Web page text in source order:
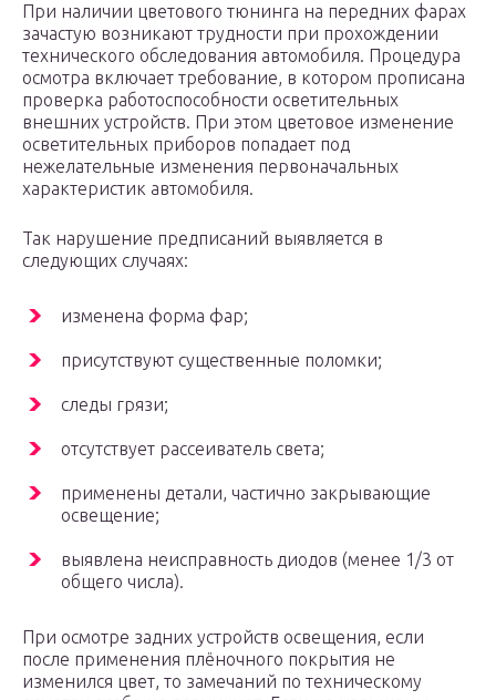
При наличии цветового тюнинга на передних фарах
зачастую возникают трудности при прохождении
технического обследования автомобиля. Процедура
осмотра включает требование, в котором прописана
проверка работоспособности осветительных
внешних устройств. При этом цветовое изменение
осветительных приборов попадает под
нежелательные изменения первоначальных
характеристик автомобиля.
Так нарушение предписаний выявляется в
следующих случаях:
изменена форма фар;
присутствуют существенные поломки;
следы грязи;
отсутствует рассеиватель света;
применены детали, частично закрывающие
освещение;
выявлена неисправность диодов (менее 1/3 от
общего числа).
При осмотре задних устройств освещения, если
после применения плёночного покрытия не
изменился цвет, то замечаний по техническому